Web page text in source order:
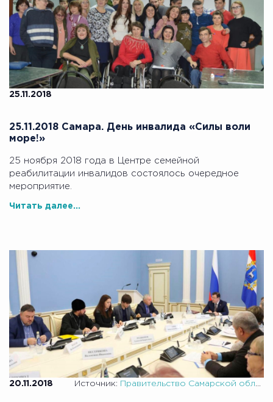
25.11.2018
25.11.2018 Самара. День инвалида «Силы воли
море!»
25 ноября 2018 года в Центре семейной
реабилитации инвалидов состоялось очередное
мероприятие.
Читать далее...
20.11.2018 Источник: Правительство Самарской области